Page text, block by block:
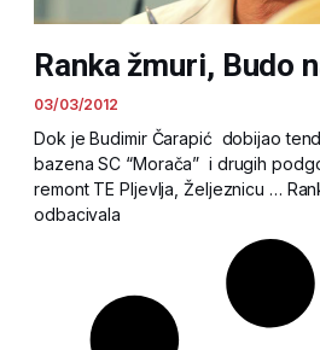
Ranka žmuri, Budo
03/03/2012
Dok je Budimir Čarapić dobijao
bazena SC “Morača” i drugih
remont TE Pljevlja, Željeznicu …
odbacivala